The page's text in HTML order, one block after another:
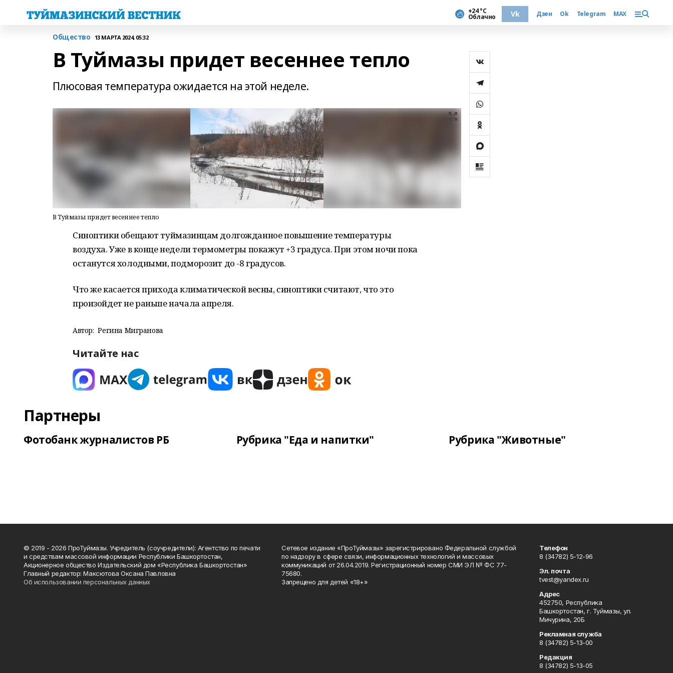
+24 °С
Облачно Vk Дзен Ok Telegram MAX
Общество 13 МАРТА 2024, 05:32
В Туймазы придет весеннее тепло
Плюсовая температура ожидается на этой неделе.
В Туймазы придет весеннее тепло
Синоптики обещают туймазинцам долгожданное повышение температуры
воздуха. Уже в конце недели термометры покажут +3 градуса. При этом ночи пока
останутся холодными, подморозит до -8 градусов.
Что же касается прихода климатической весны, синоптики считают, что это
произойдет не раньше начала апреля.
Автор: Регина Мигранова
Читайте нас
Партнеры
Фотобанк журналистов РБ Рубрика "Еда и напитки" Рубрика "Животные"
© 2019 - 2026 ПроТуймазы. Учредитель (соучредители): Агентство по печати
и средствам массовой информации Республики Башкортостан,
Акционерное общество Издательский дом «Республика Башкортостан»
Главный редактор: Максютова Оксана Павловна
Об использовании персональных данных
Сетевое издание «ПроТуймазы» зарегистрировано Федеральной службой
по надзору в сфере связи, информационных технологий и массовых
коммуникаций от 26.04.2019. Регистрационный номер СМИ ЭЛ № ФС 77-
75680.
Запрещено для детей «18+»
Телефон
8 (34782) 5-12-96
Эл. почта
tvest@yandex.ru
Адрес
452750, Республика
Башкортостан, г. Туймазы, ул.
Мичурина, 20Б
Рекламная служба
8 (34782) 5-13-00
Редакция
8 (34782) 5-13-05